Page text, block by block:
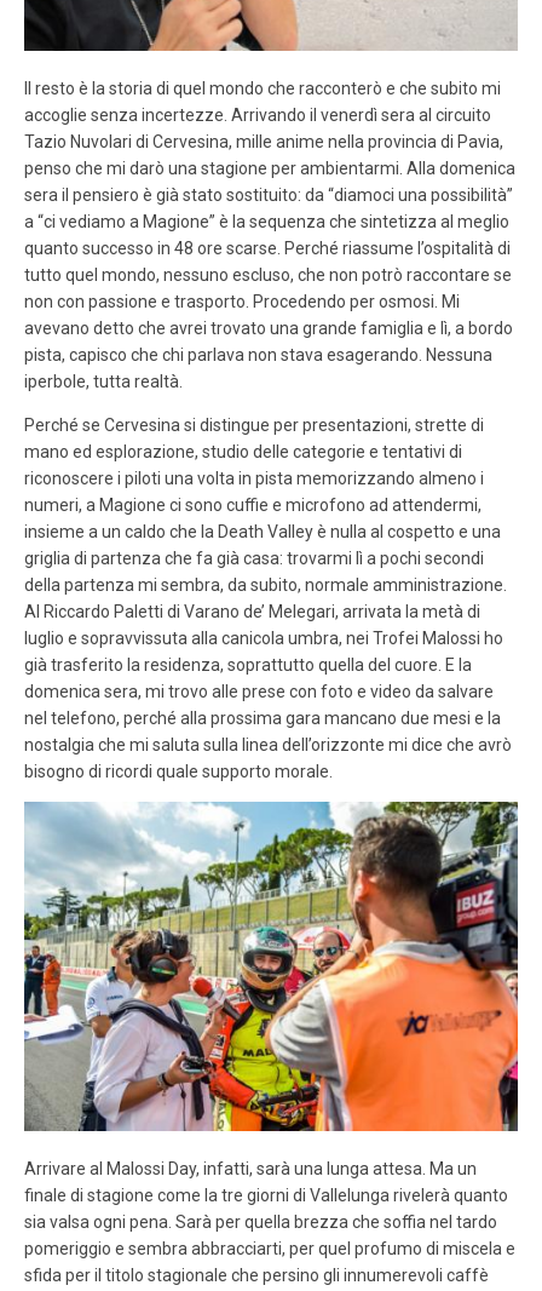
Il resto è la storia di quel mondo che racconterò e che subito mi
accoglie senza incertezze. Arrivando il venerdì sera al circuito
Tazio Nuvolari di Cervesina, mille anime nella provincia di Pavia,
penso che mi darò una stagione per ambientarmi. Alla domenica
sera il pensiero è già stato sostituito: da “diamoci una possibilità”
a “ci vediamo a Magione” è la sequenza che sintetizza al meglio
quanto successo in 48 ore scarse. Perché riassume l’ospitalità di
tutto quel mondo, nessuno escluso, che non potrò raccontare se
non con passione e trasporto. Procedendo per osmosi. Mi
avevano detto che avrei trovato una grande famiglia e lì, a bordo
pista, capisco che chi parlava non stava esagerando. Nessuna
iperbole, tutta realtà.
Perché se Cervesina si distingue per presentazioni, strette di
mano ed esplorazione, studio delle categorie e tentativi di
riconoscere i piloti una volta in pista memorizzando almeno i
numeri, a Magione ci sono cuffie e microfono ad attendermi,
insieme a un caldo che la Death Valley è nulla al cospetto e una
griglia di partenza che fa già casa: trovarmi lì a pochi secondi
della partenza mi sembra, da subito, normale amministrazione.
Al Riccardo Paletti di Varano de’ Melegari, arrivata la metà di
luglio e sopravvissuta alla canicola umbra, nei Trofei Malossi ho
già trasferito la residenza, soprattutto quella del cuore. E la
domenica sera, mi trovo alle prese con foto e video da salvare
nel telefono, perché alla prossima gara mancano due mesi e la
nostalgia che mi saluta sulla linea dell’orizzonte mi dice che avrò
bisogno di ricordi quale supporto morale.
Arrivare al Malossi Day, infatti, sarà una lunga attesa. Ma un
finale di stagione come la tre giorni di Vallelunga rivelerà quanto
sia valsa ogni pena. Sarà per quella brezza che soffia nel tardo
pomeriggio e sembra abbracciarti, per quel profumo di miscela e
sfida per il titolo stagionale che persino gli innumerevoli caffè